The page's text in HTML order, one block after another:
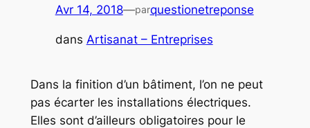
Avr 14, 2018—parquestionetreponse
dans Artisanat – Entreprises
Dans la finition d’un bâtiment, l’on ne peut
pas écarter les installations électriques.
Elles sont d’ailleurs obligatoires pour le